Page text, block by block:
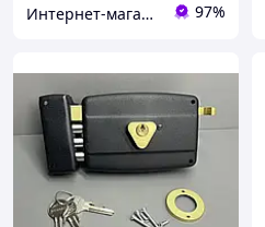
Интернет-магазин "KrazAuto" 97%